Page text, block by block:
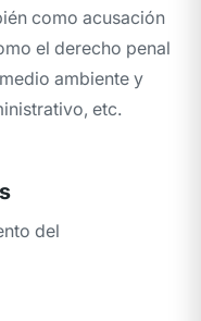
como acusación
el derecho penal
ambiente y
etc.
del